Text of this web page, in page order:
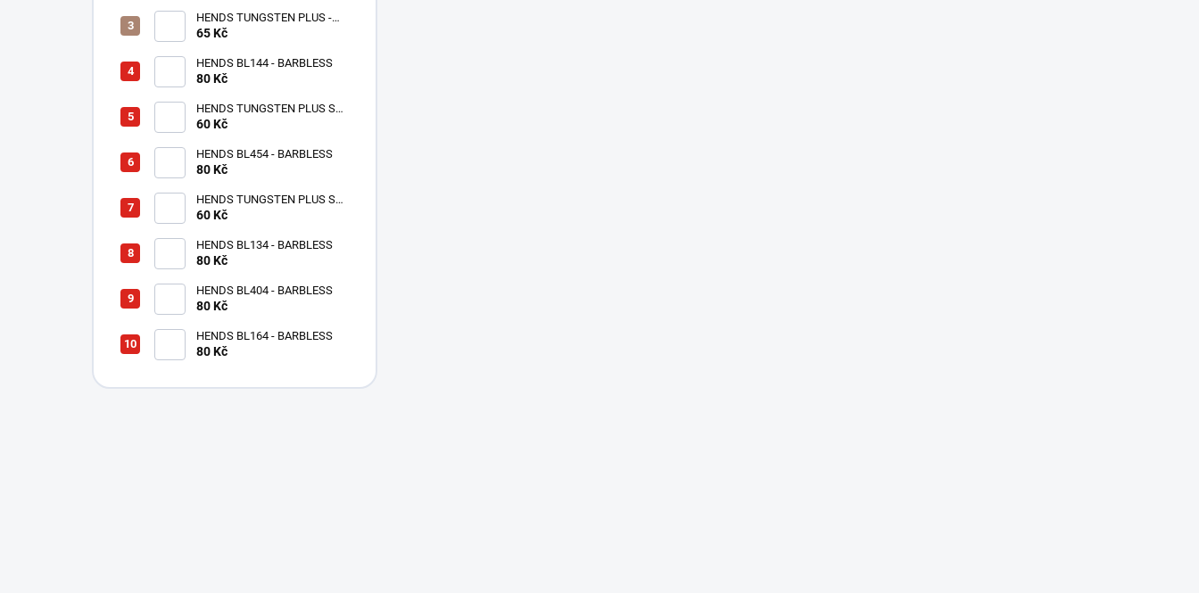
HENDS TUNGSTEN PLUS -
RŮŽOVÁ ANODIZOVANÁ
65 Kč
HENDS BL144 - BARBLESS
80 Kč
HENDS TUNGSTEN PLUS S
MALOU DRÁŽKOU -
60 Kč
HENDS BL454 - BARBLESS
80 Kč
HENDS TUNGSTEN PLUS S
MALOU DRÁŽKOU - MĚDĚNÝ
60 Kč
HENDS BL134 - BARBLESS
80 Kč
HENDS BL404 - BARBLESS
80 Kč
HENDS BL164 - BARBLESS
80 Kč